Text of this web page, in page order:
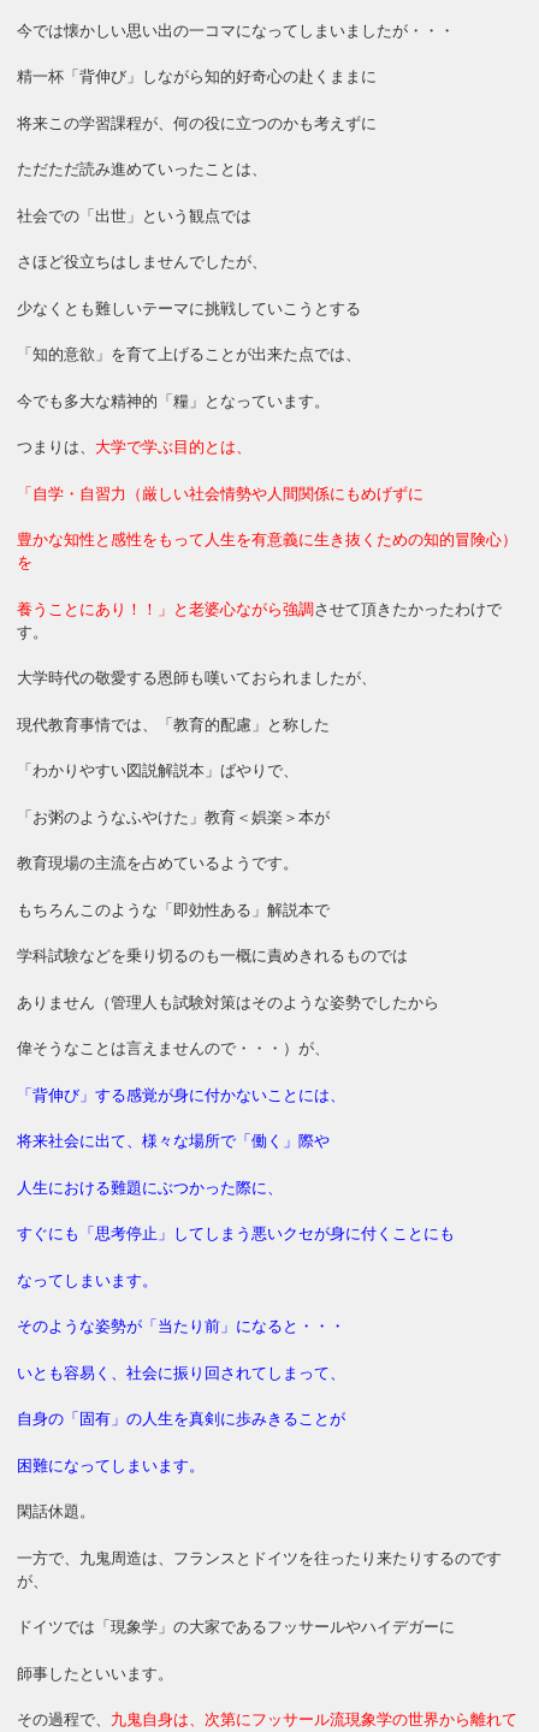
今では懐かしい思い出の一コマになってしまいましたが・・・
精一杯「背伸び」しながら知的好奇心の赴くままに
将来この学習課程が、何の役に立つのかも考えずに
ただただ読み進めていったことは、
社会での「出世」という観点では
さほど役立ちはしませんでしたが、
少なくとも難しいテーマに挑戦していこうとする
「知的意欲」を育て上げることが出来た点では、
今でも多大な精神的「糧」となっています。
つまりは、 大学で学ぶ目的とは、
「自学・自習力（厳しい社会情勢や人間関係にもめげずに
豊かな知性と感性をもって人生を有意義に生き抜くための知的冒険心）
を
養うことにあり！！」と老婆心ながら強調させて頂きたかったわけで
す。
大学時代の敬愛する恩師も嘆いておられましたが、
現代教育事情では、「教育的配慮」と称した
「わかりやすい図説解説本」ばやりで、
「お粥のようなふやけた」教育＜娯楽＞本が
教育現場の主流を占めているようです。
もちろんこのような「即効性ある」解説本で
学科試験などを乗り切るのも一概に責めきれるものでは
ありません（管理人も試験対策はそのような姿勢でしたから
偉そうなことは言えませんので・・・）が、
「背伸び」する感覚が身に付かないことには、
将来社会に出て、様々な場所で「働く」際や
人生における難題にぶつかった際に、
すぐにも「思考停止」してしまう悪いクセが身に付くことにも
なってしまいます。
そのような姿勢が「当たり前」になると・・・
いとも容易く、社会に振り回されてしまって、
自身の「固有」の人生を真剣に歩みきることが
困難になってしまいます。
閑話休題。
一方で、九鬼周造は、フランスとドイツを往ったり来たりするのです
が、
ドイツでは「現象学」の大家であるフッサールやハイデガーに
師事したといいます。
その過程で、 九鬼自身は、次第にフッサール流現象学の世界から離れて